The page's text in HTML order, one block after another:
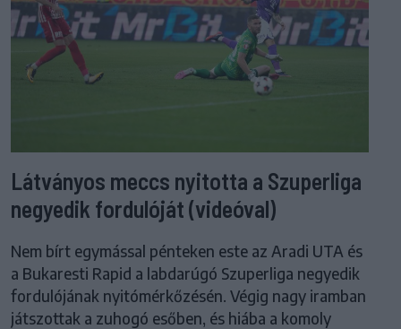
Látványos meccs nyitotta a Szuperliga
negyedik fordulóját (videóval)
Nem bírt egymással pénteken este az Aradi UTA és
a Bukaresti Rapid a labdarúgó Szuperliga negyedik
fordulójának nyitómérkőzésén. Végig nagy iramban
játszottak a zuhogó esőben, és hiába a komoly